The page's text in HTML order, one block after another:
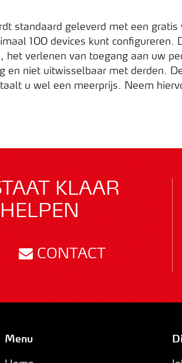
standaard geleverd met een gratis
100 devices kunt configureren.
het verlenen van toegang aan uw
en niet uitwisselbaar met derden.
u wel een meerprijs. Neem
KLAAR
CONTACT
Menu